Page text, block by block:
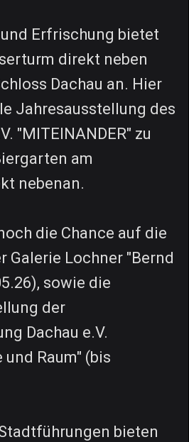
Erfrischung bietet
direkt neben
Dachau an. Hier
Jahresausstellung des
"MITEINANDER" zu
am
nebenan.
die Chance auf die
Galerie Lochner "Bernd
sowie die
der
Dachau e.V.
Raum" (bis
bieten